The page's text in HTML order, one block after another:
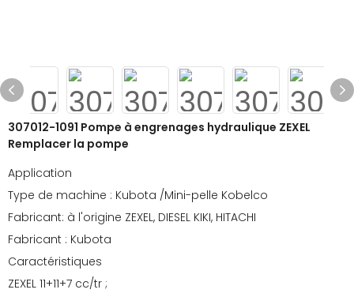
307012-1091 Pompe à engrenages hydraulique ZEXEL
Remplacer la pompe
Application
Type de machine : Kubota /Mini-pelle Kobelco
Fabricant: à l'origine ZEXEL, DIESEL KIKI, HITACHI
Fabricant : Kubota
Caractéristiques
ZEXEL 11+11+7 cc/tr ;